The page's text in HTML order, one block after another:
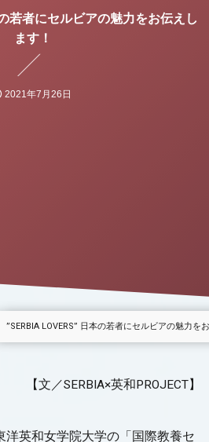
若者にセルビアの魅力をお伝えし
ます！
2021年7月26日
”SERBIA LOVERS” 日本の若者にセルビアの魅力を
【文／SERBIA×英和PROJECT】
洋英和女学院大学の「国際教養セ